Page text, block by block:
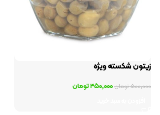
زیتون شکسته ویژه
۵۰۰,۰۰۰تومان۴۵۰,۰۰۰تومان